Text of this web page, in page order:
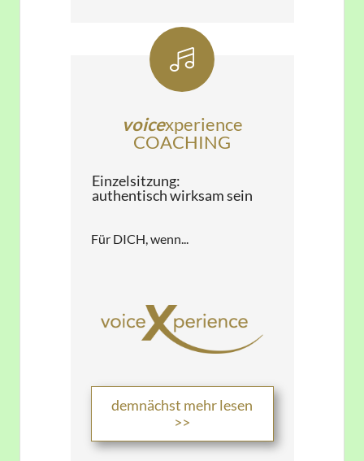
voicexperience
​COACHING
​Einzelsitzung:
​authentisch wirksam sein
​Für DICH, wenn...
​demnächst mehr lesen
>>